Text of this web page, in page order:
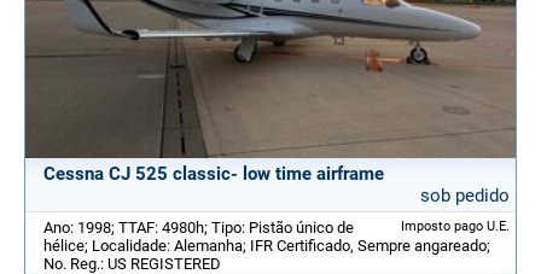
Cessna CJ 525 classic- low time airframe
sob pedido
Imposto pago U.E.
Ano: 1998; TTAF: 4980h; Tipo: Pistão único de
hélice; Localidade: Alemanha; IFR Certificado, Sempre angareado;
No. Reg.: US REGISTERED